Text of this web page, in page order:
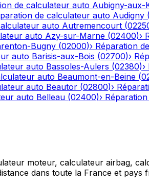
de calculateur auto Aubigny-aux-
de calculateur auto Audigny (
auto Autremencourt (
auto Azy-sur-Marne (02400)›
Bugny (02000)› Réparation
auto Barisis-aux-Bois (02700)›
auto Bassoles-Aulers (02380)›
auto Beaumont-en-Beine (
auto Beautor (02800)›
auto Belleau (02400)›
moteur, calculateur airbag,
dans toute la France et pays